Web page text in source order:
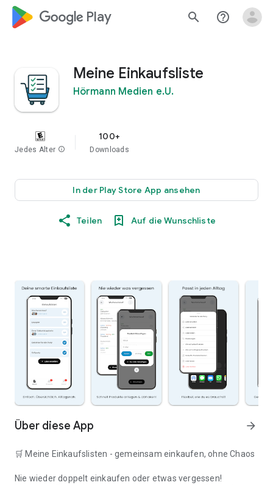
google_logo Play search help_outline
Meine Einkaufsliste
Hörmann Medien e.U.
Jedes Alter info
100+
Downloads
In der Play Store App ansehen
Teilen Auf die Wunschliste
Über diese App arrow_forward
🛒 Meine Einkaufslisten - gemeinsam einkaufen, ohne Chaos
Nie wieder doppelt einkaufen oder etwas vergessen!